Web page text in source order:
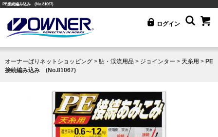
PE接続編み込み (No.81067)
ログイン
オーナーばりネットショッピング > 鮎・渓流用品 > ジョインター > 天糸用 > PE
接続編み込み (No.81067)